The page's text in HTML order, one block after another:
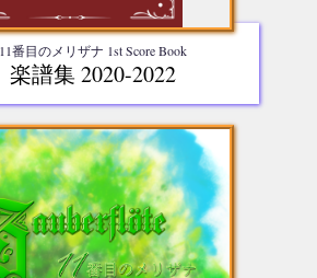
11番目のメリザナ 1st Score Book
楽譜集 2020-2022